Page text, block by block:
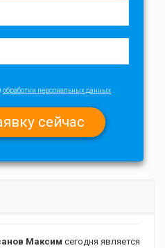
обработки персональных данных
Максим сегодня является